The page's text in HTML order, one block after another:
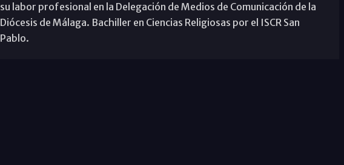
su labor profesional en la Delegación de Medios de Comunicación de la
Diócesis de Málaga. Bachiller en Ciencias Religiosas por el ISCR San
Pablo.